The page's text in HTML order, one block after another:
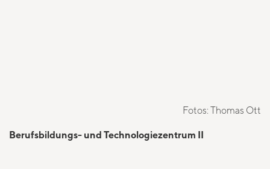
Fotos: Thomas Ott
Berufsbildungs- und Technologiezentrum II